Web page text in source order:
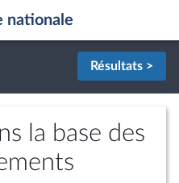
nationale
Résultats >
la base des